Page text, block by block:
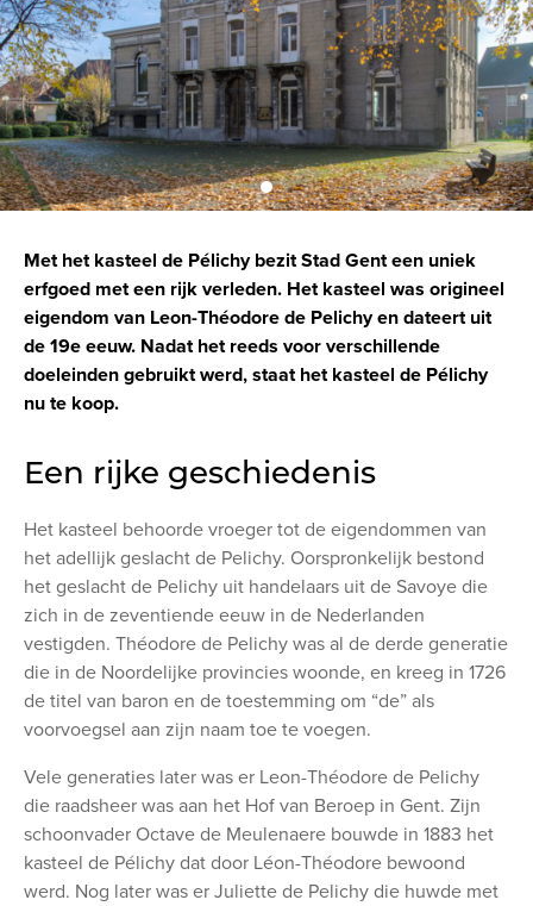
Met het kasteel de Pélichy bezit Stad Gent een uniek
erfgoed met een rijk verleden. Het kasteel was origineel
eigendom van Leon-Théodore de Pelichy en dateert uit
de 19e eeuw. Nadat het reeds voor verschillende
doeleinden gebruikt werd, staat het kasteel de Pélichy
nu te koop.
Een rijke geschiedenis
Het kasteel behoorde vroeger tot de eigendommen van
het adellijk geslacht de Pelichy. Oorspronkelijk bestond
het geslacht de Pelichy uit handelaars uit de Savoye die
zich in de zeventiende eeuw in de Nederlanden
vestigden. Théodore de Pelichy was al de derde generatie
die in de Noordelijke provincies woonde, en kreeg in 1726
de titel van baron en de toestemming om “de” als
voorvoegsel aan zijn naam toe te voegen.
Vele generaties later was er Leon-Théodore de Pelichy
die raadsheer was aan het Hof van Beroep in Gent. Zijn
schoonvader Octave de Meulenaere bouwde in 1883 het
kasteel de Pélichy dat door Léon-Théodore bewoond
werd. Nog later was er Juliette de Pelichy die huwde met